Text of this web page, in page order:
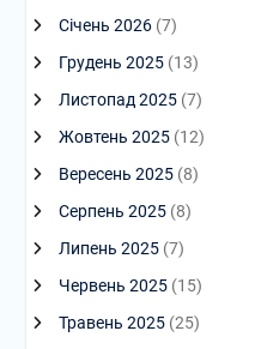
Січень 2026(7)
Грудень 2025(13)
Листопад 2025(7)
Жовтень 2025(12)
Вересень 2025(8)
Серпень 2025(8)
Липень 2025(7)
Червень 2025(15)
Травень 2025(25)